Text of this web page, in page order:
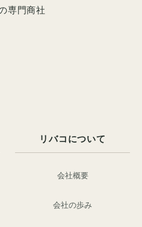
専門商社
リバコについて
会社概要
会社の歩み